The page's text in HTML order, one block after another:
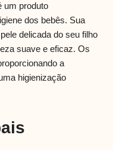
um produto
dos bebês. Sua
delicada do seu filho
suave e eficaz. Os
a
higienização